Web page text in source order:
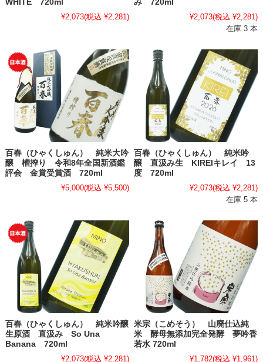
WHITE 720ml
¥2,073(税込 ¥2,281)
み 720ml
¥2,073(税込 ¥2,281)
在庫 3 本
百春（ひゃくしゅん） 純米大吟
醸 槽搾り 令和8年全国新酒鑑
評会 金賞受賞酒 720ml
¥5,000(税込 ¥5,500)
百春（ひゃくしゅん） 純米吟
醸 直汲み生 KIREIキレイ 13
度 720ml
¥2,073(税込 ¥2,281)
在庫 5 本
百春（ひゃくしゅん） 純米吟醸
生原酒 直汲み So Una
Banana 720ml
¥2,073(税込 ¥2,281)
米宗（こめそう） 山廃仕込純
米 酵母無添加完全発酵 夢吟香
若水 720ml
¥1,782(税込 ¥1,961)